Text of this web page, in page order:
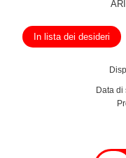
In lista dei desideri
Data di